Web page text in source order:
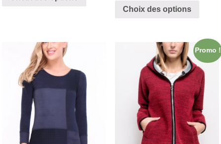
Choix des options
Promo !